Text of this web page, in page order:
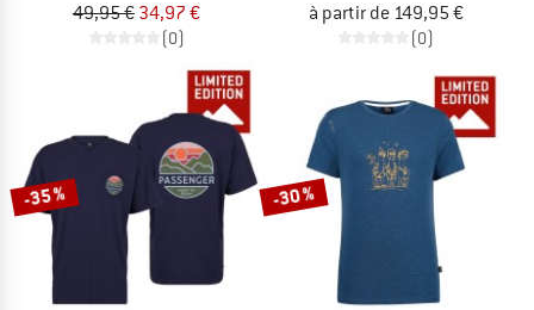
49,95 € 34,97 €
(0)
à partir de 149,95 €
(0)
-35 % -30 %